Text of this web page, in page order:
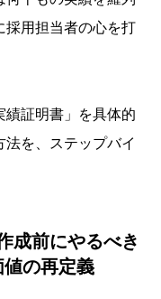
採用担当者の心を打
績証明書」を具体的
を、ステップバイ
成前にやるべき
値の再定義